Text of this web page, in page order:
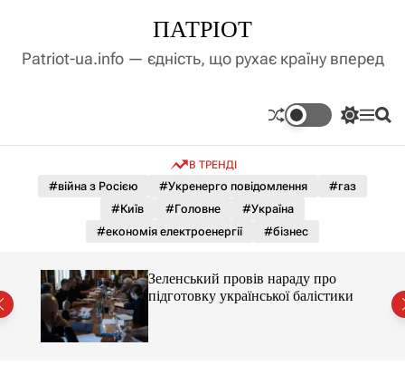
д
у
ПАТРІОТ
Patriot-ua.info — єдність, що рухає країну вперед
П
м
о
л
ь
М П
В ТРЕНДІ
#війна з Росією #Укренерго повідомлення
#газ
#Київ
#Головне
#Україна
#економія електроенергії
#бізнес
Зеленський провів нараду про
підготовку української балістики